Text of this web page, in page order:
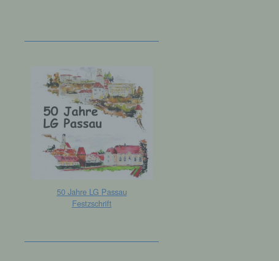
50 Jahre LG Passau
Festzschrift